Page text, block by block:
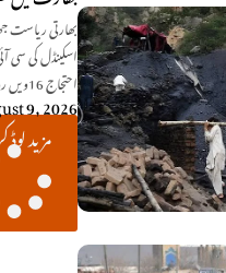
بھارتی ریاست
اسکینڈل کی سی
احتجاج 16ویں روز میں داخل ہو گیا ہے۔
9, 2026
مزید